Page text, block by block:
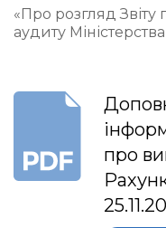
«Про розгляд Звіту
аудиту
про